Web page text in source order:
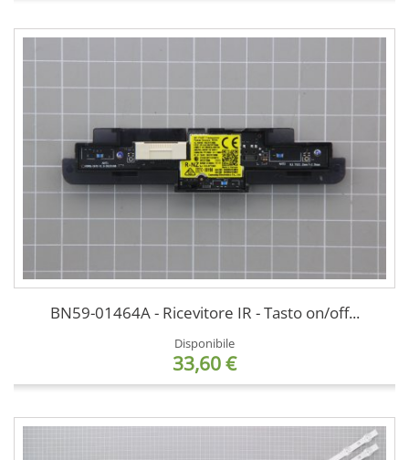
BN59-01464A - Ricevitore IR - Tasto on/off...
Disponibile
33,60 €